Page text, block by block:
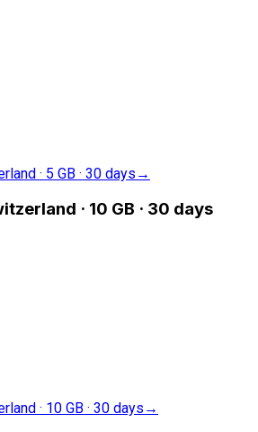
· 5 GB · 30 days →
· 10 GB · 30 days
· 10 GB · 30 days →